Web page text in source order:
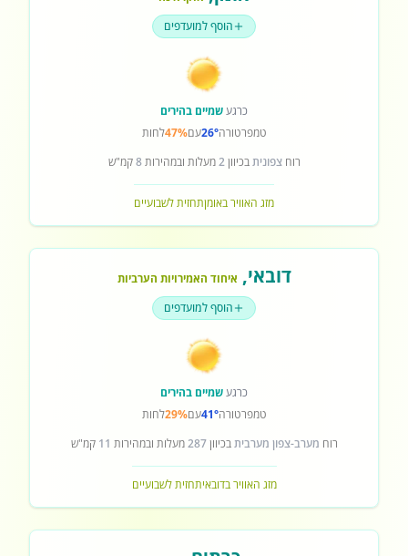
הוסף למועדפים
כרגעשמיים בהירים
טמפרטורה26°עם47%לחות
רוחצפוניתבכיוון2מעלות ובמהירות8קמ"ש
מזג האוויר באומןתחזית לשבועיים
דובאי, איחוד האמירויות הערביות
הוסף למועדפים
כרגעשמיים בהירים
טמפרטורה41°עם29%לחות
רוח מערב-צפון מערביתבכיוון287מעלות ובמהירות 11 קמ"ש
מזג האוויר בדובאיתחזית לשבועיים